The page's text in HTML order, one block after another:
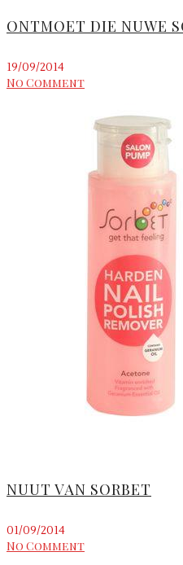
ONTMOET DIE NUWE
19/09/2014
No Comment
NUUT VAN SORBET
01/09/2014
No Comment